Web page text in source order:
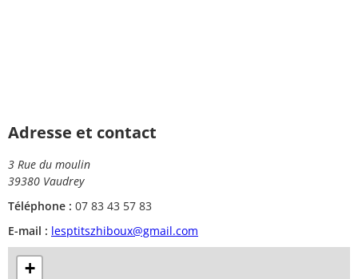
Adresse et contact
3 Rue du moulin
39380 Vaudrey
Téléphone : 07 83 43 57 83
E-mail : lesptitszhiboux@gmail.com
+